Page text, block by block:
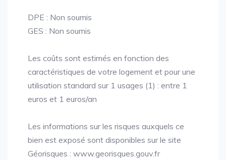
DPE : Non soumis
GES : Non soumis
Les coûts sont estimés en fonction des
caractéristiques de votre logement et pour une
utilisation standard sur 1 usages (1) : entre 1
euros et 1 euros/an
Les informations sur les risques auxquels ce
bien est exposé sont disponibles sur le site
Géorisques : www.georisques.gouv.fr